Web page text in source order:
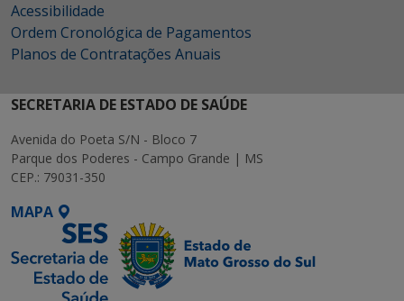
Acessibilidade
Ordem Cronológica de Pagamentos
Planos de Contratações Anuais
SECRETARIA DE ESTADO DE SAÚDE
Avenida do Poeta S/N - Bloco 7
Parque dos Poderes - Campo Grande | MS
CEP.: 79031-350
MAPA